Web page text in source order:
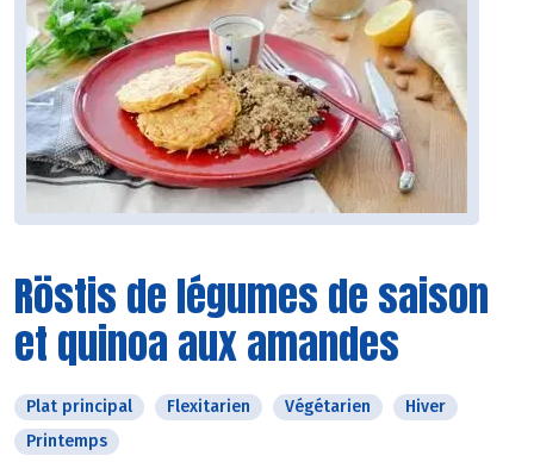
Röstis de légumes de saison
et quinoa aux amandes
Plat principal Flexitarien Végétarien
Hiver
Printemps